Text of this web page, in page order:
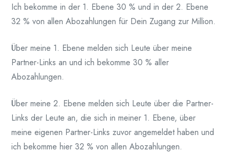
Ich bekomme in der 1. Ebene 30 % und in der 2. Ebene
32 % von allen Abozahlungen für Dein Zugang zur Million.
Über meine 1. Ebene melden sich Leute über meine
Partner-Links an und ich bekomme 30 % aller
Abozahlungen.
Über meine 2. Ebene melden sich Leute über die Partner-
Links der Leute an, die sich in meiner 1. Ebene, über
meine eigenen Partner-Links zuvor angemeldet haben und
ich bekomme hier 32 % von allen Abozahlungen.